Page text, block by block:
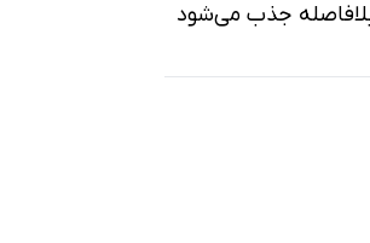
جذب می‌شود